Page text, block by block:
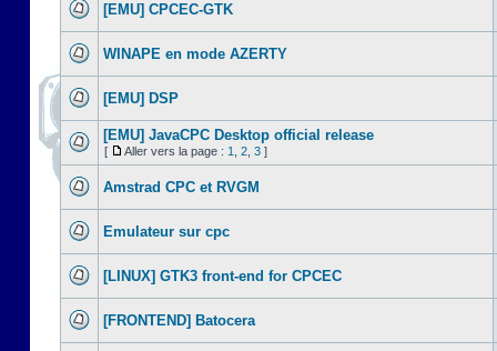
[EMU] CPCEC-GTK
WINAPE en mode AZERTY
[EMU] DSP
[EMU] JavaCPC Desktop official release
[ Aller vers la page : 1 2 3 ]
Amstrad CPC et RVGM
Emulateur sur cpc
[LINUX] GTK3 front-end for CPCEC
[FRONTEND] Batocera